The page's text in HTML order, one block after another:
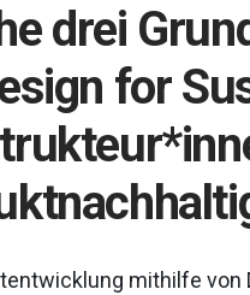
drei
for
mithilfe